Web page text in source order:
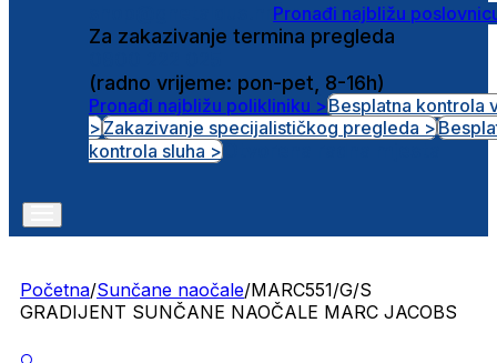
Pronađi najbližu
Za zakazivanje termina pregleda
(radno vrijeme: pon-pet, 8-16h)
Pronađi najbližu polikliniku >Besplatna kontrola
>Zakazivanje specijalističkog pregleda >
kontrola sluha >
Početna/Sunčane naočale/MARC551/G/S
GRADIJENT SUNČANE NAOČALE MARC JACOBS